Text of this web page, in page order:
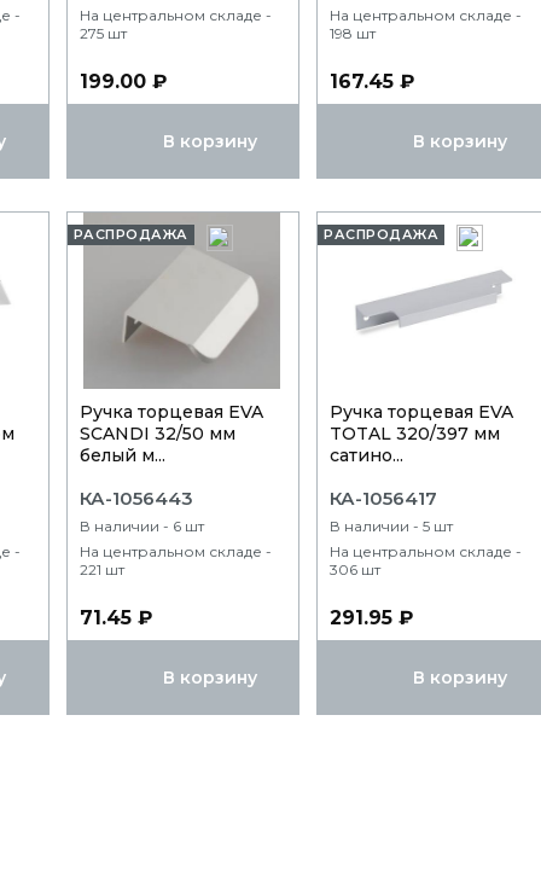
-
На центральном складе -
275 шт
199.00 ₽
В корзину
На центральном складе -
198 шт
167.45 ₽
В корзину
-
РАСПРОДАЖА
Ручка торцевая EVA
SCANDI 32/50 мм
белый м...
КА-1056443
В наличии - 6 шт
На центральном складе -
221 шт
71.45 ₽
В корзину
РАСПРОДАЖА
Ручка торцевая EVA
TOTAL 320/397 мм
сатино...
КА-1056417
В наличии - 5 шт
На центральном складе -
306 шт
291.95 ₽
В корзину